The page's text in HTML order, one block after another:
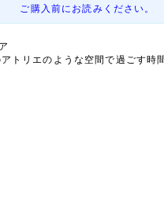
ご購入前にお読みください。
トリエのような空間で過ごす時